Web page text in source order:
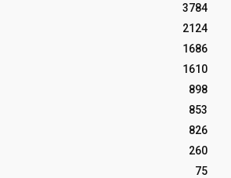
3784
2124
1686
1610
898
853
826
260
75